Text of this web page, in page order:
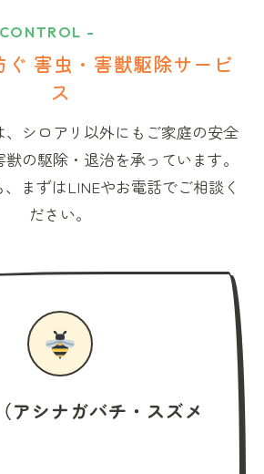
-
ぐ 害虫・害獣駆除サービ
ス
、シロアリ以外にもご家庭の安全
の駆除・退治を承っています。
まずはLINEやお電話でご相談く
ださい。
アシナガバチ・スズメ